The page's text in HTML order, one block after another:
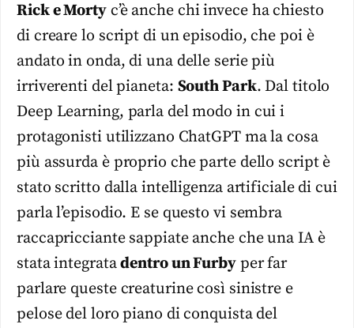
Rick e Mortyc’è anche chi invece ha chiesto
di creare lo script di un episodio, che poi è
andato in onda, di una delle serie più
irriverenti del pianeta: South Park. Dal titolo
Deep Learning, parla del modo in cui i
protagonisti utilizzano ChatGPT ma la cosa
più assurda è proprio che parte dello script è
stato scritto dalla intelligenza artificiale di cui
parla l’episodio. E se questo vi sembra
raccapricciante sappiate anche che una IA è
stata integratadentro un Furbyper far
parlare queste creaturine così sinistre e
pelose del loro piano di conquista del